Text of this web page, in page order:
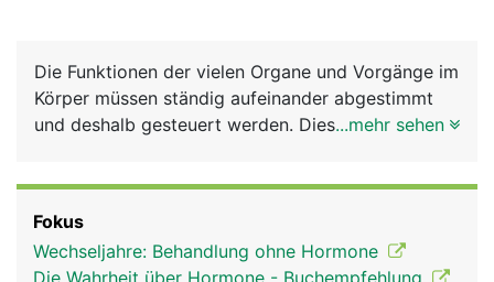
News
Rubriken
Die Funktionen der vielen Organe und Vorgänge im
Körper müssen ständig aufeinander abgestimmt
und deshalb gesteuert werden. Diese Steuerungen,
reichen, übernehmen weit über 30 verschiedene
Hormone (chemische Botenstoffe), die von
...mehr sehen
Fokus
Wechseljahre: Behandlung ohne Hormone
Die Wahrheit über Hormone - Buchempfehlung